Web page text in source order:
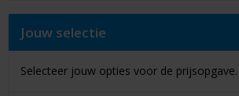
Jouw selectie
Selecteer jouw opties voor de prijsopgave.